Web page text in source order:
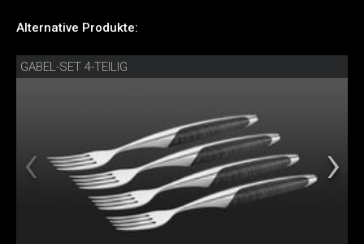
Alternative Produkte:
GABEL-SET 4-TEILIG